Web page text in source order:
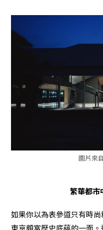
圖片來
繁華都市
如果你以為表參道只有時